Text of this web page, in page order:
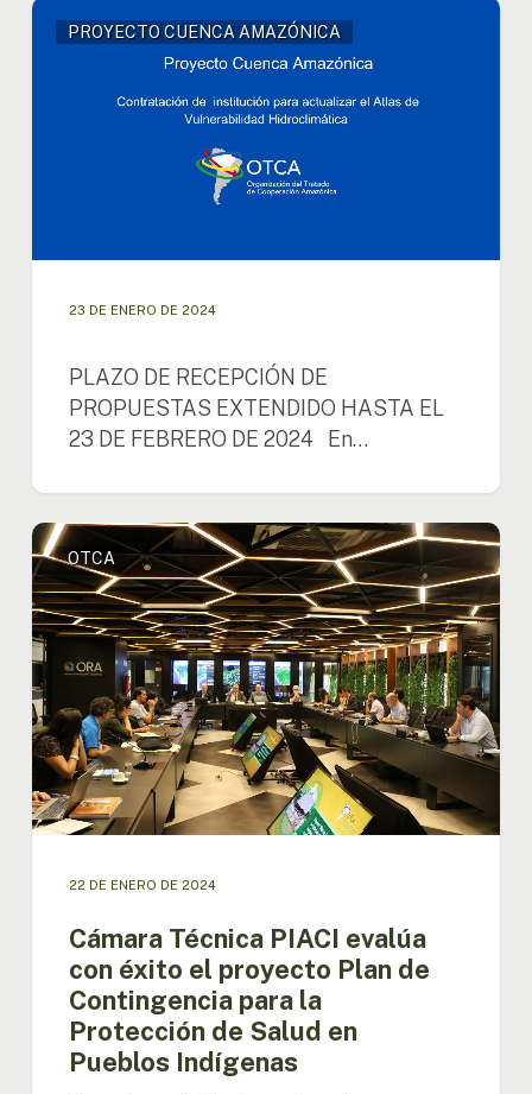
PROYECTO CUENCA AMAZÓNICA
23 DE ENERO DE 2024
PLAZO DE RECEPCIÓN DE
PROPUESTAS EXTENDIDO HASTA EL
23 DE FEBRERO DE 2024 En…
Cámara
Técnica
PIACI
evalúa
con
éxito
el
proyecto
Plan
de
Contingencia
para
Salud
Pueblos
Indígenas
OTCA
22 DE ENERO DE 2024
Cámara Técnica PIACI evalúa
con éxito el proyecto Plan de
Contingencia para la
Protección de Salud en
Pueblos Indígenas